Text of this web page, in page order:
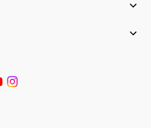
YouTube